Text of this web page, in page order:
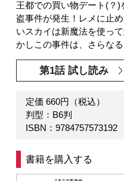
王都での買い物デート(？
盗事件が発生！レメに止
いスカイは新魔法を使っ
かしこの事件は、さらな
第1話 試し読み
定価 660円（税込）
判型：B6判
ISBN：9784757573192
書籍を購入する